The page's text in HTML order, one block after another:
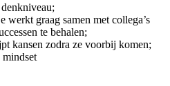
werkt graag samen met collega’s
te behalen;
kansen zodra ze voorbij komen;
mindset